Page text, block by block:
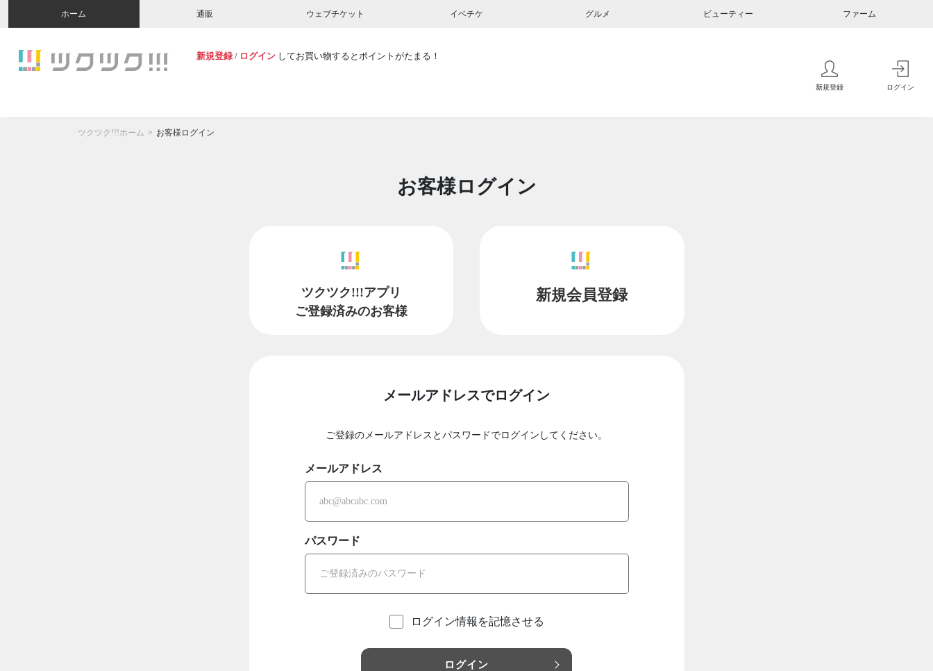
ホーム 通販 ウェブチケット イベチケ グルメ ビューティー ファーム
新規登録 / ログイン してお買い物するとポイントがたまる！
新規登録 ログイン
ツクツク!!!ホーム お客様ログイン
お客様ログイン
ツクツク!!!アプリ
ご登録済みのお客様
新規会員登録
メールアドレスでログイン
ご登録のメールアドレスとパスワードでログインしてください。
メールアドレス
パスワード
ログイン情報を記憶させる
ログイン